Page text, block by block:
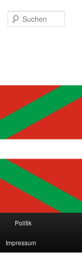
Politik
Impressum